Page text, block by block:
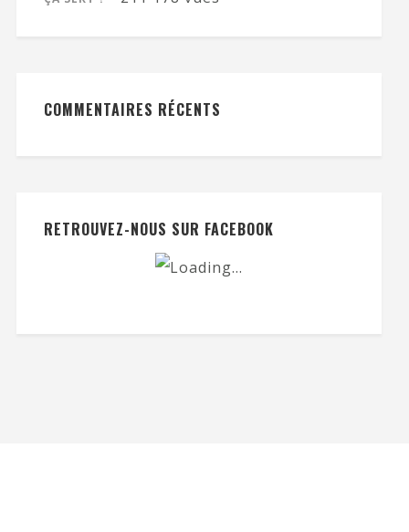
COMMENTAIRES RÉCENTS
RETROUVEZ-NOUS SUR FACEBOOK